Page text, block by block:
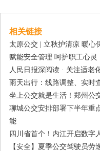
相关链接
太原公交 | 立秋护清凉 暖心
赋能安全管理 呵护职工心
人民日报深阅读 · 关注适老
雨天出行：线路调整、实
坐上公交就是生活！郑州公
聊城公交安排部署下半年重
能
四川省首个！内江开启数字
【安全】夏季公交驾驶员劳